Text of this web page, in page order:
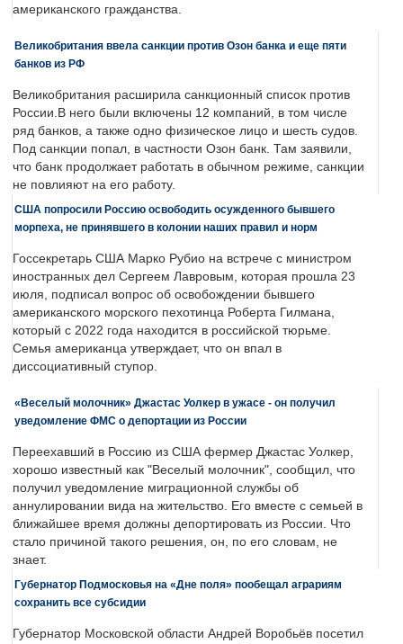
американского гражданства.
Великобритания ввела санкции против Озон банка и еще пяти
банков из РФ
Великобритания расширила санкционный список против
России.В него были включены 12 компаний, в том числе
ряд банков, а также одно физическое лицо и шесть судов.
Под санкции попал, в частности Озон банк. Там заявили,
что банк продолжает работать в обычном режиме, санкции
не повлияют на его работу.
США попросили Россию освободить осужденного бывшего
морпеха, не принявшего в колонии наших правил и норм
Госсекретарь США Марко Рубио на встрече с министром
иностранных дел Сергеем Лавровым, которая прошла 23
июля, подписал вопрос об освобождении бывшего
американского морского пехотинца Роберта Гилмана,
который с 2022 года находится в российской тюрьме.
Семья американца утверждает, что он впал в
диссоциативный ступор.
«Веселый молочник» Джастас Уолкер в ужасе - он получил
уведомление ФМС о депортации из России
Переехавший в Россию из США фермер Джастас Уолкер,
хорошо известный как "Веселый молочник", сообщил, что
получил уведомление миграционной службы об
аннулировании вида на жительство. Его вместе с семьей в
ближайшее время должны депортировать из России. Что
стало причиной такого решения, он, по его словам, не
знает.
Губернатор Подмосковья на «Дне поля» пообещал аграриям
сохранить все субсидии
Губернатор Московской области Андрей Воробьёв посетил